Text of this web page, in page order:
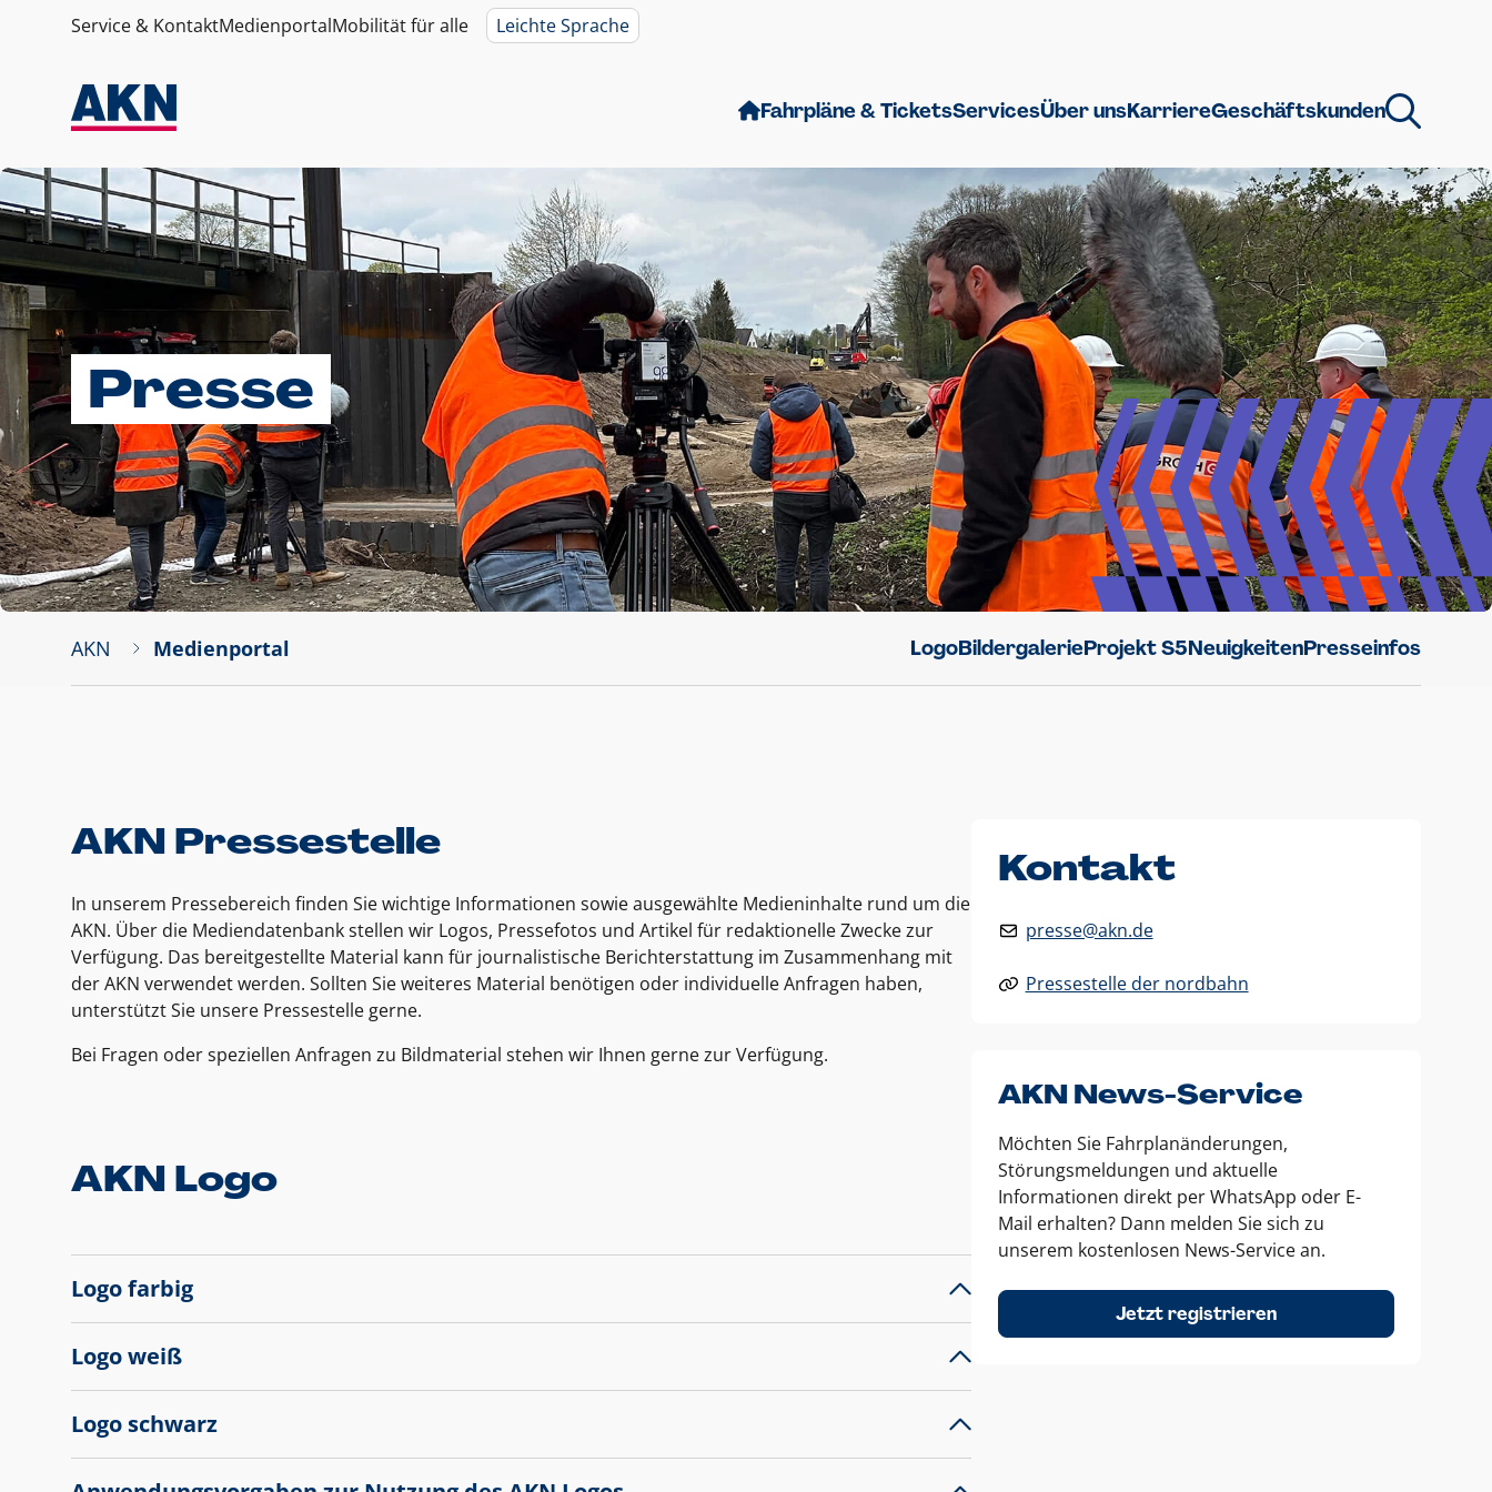
Service & KontaktMedienportalMobilität für alle Leichte Sprache
Fahrpläne & TicketsServicesÜber unsKarriereGeschäftskunden
Presse
AKN Medienportal LogoBildergalerieProjekt S5NeuigkeitenPresseinfos
AKN Pressestelle
In unserem Pressebereich finden Sie wichtige Informationen sowie ausgewählte Medieninhalte rund um die
AKN. Über die Mediendatenbank stellen wir Logos, Pressefotos und Artikel für redaktionelle Zwecke zur
Verfügung. Das bereitgestellte Material kann für journalistische Berichterstattung im Zusammenhang mit
der AKN verwendet werden. Sollten Sie weiteres Material benötigen oder individuelle Anfragen haben,
unterstützt Sie unsere Pressestelle gerne.
Bei Fragen oder speziellen Anfragen zu Bildmaterial stehen wir Ihnen gerne zur Verfügung.
AKN Logo
Logo farbig
Logo weiß
Logo schwarz
Kontakt
presse@akn.de
Pressestelle der nordbahn
AKN News-Service
Möchten Sie Fahrplanänderungen,
Störungsmeldungen und aktuelle
Informationen direkt per WhatsApp oder E-
Mail erhalten? Dann melden Sie sich zu
unserem kostenlosen News-Service an.
Jetzt registrieren